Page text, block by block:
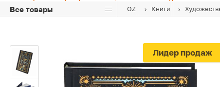
Все товары OZ Книги
Лидер продаж